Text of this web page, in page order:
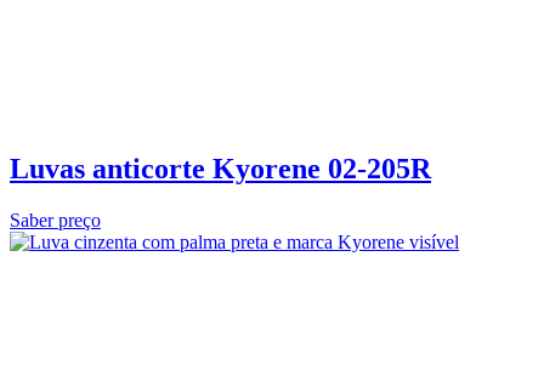
Luvas anticorte Kyorene 02‑205R
Saber preço